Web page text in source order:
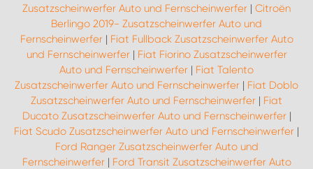
Zusatzscheinwerfer Auto und Fernscheinwerfer | Citroën
Berlingo 2019- Zusatzscheinwerfer Auto und
Fernscheinwerfer| Fiat Fullback Zusatzscheinwerfer Auto
und Fernscheinwerfer| Fiat Fiorino Zusatzscheinwerfer
Auto und Fernscheinwerfer | Fiat Talento
Zusatzscheinwerfer Auto und Fernscheinwerfer | Fiat Doblo
Zusatzscheinwerfer Auto und Fernscheinwerfer | Fiat
Ducato Zusatzscheinwerfer Auto und Fernscheinwerfer|
Fiat Scudo Zusatzscheinwerfer Auto und Fernscheinwerfer |
Ford Ranger Zusatzscheinwerfer Auto und
Fernscheinwerfer| Ford Transit Zusatzscheinwerfer Auto